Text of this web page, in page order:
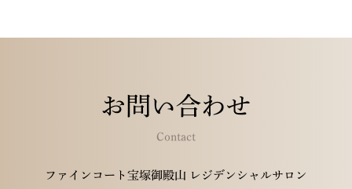
お問い合わせ
Contact
ファインコート宝塚御殿山 レジデンシャルサロン